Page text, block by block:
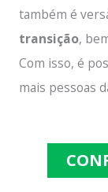
também é
transição,
Com isso, é
mais pessoas